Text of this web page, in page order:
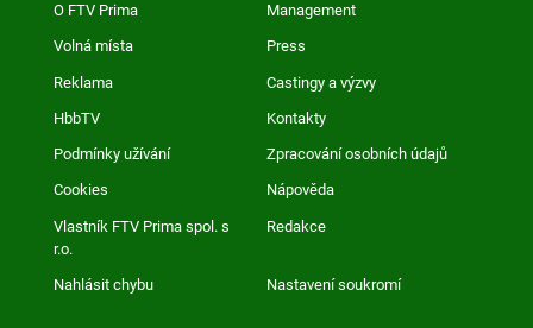
O FTV Prima Management
Volná místa Press
Reklama Castingy a výzvy
HbbTV Kontakty
Podmínky užívání Zpracování osobních údajů
Cookies Nápověda
Vlastník FTV Prima spol. s
r.o.
Redakce
Nahlásit chybu Nastavení soukromí